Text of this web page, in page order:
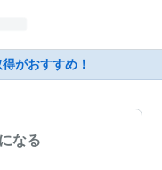
がおすすめ！
なる